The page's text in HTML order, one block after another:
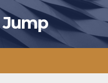
Jump